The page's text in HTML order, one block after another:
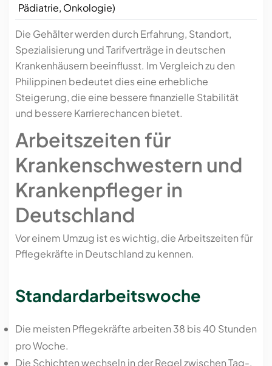
Pädiatrie, Onkologie)
Die Gehälter werden durch Erfahrung, Standort,
Spezialisierung und Tarifverträge in deutschen
Krankenhäusern beeinflusst. Im Vergleich zu den
Philippinen bedeutet dies eine erhebliche
Steigerung, die eine bessere finanzielle Stabilität
und bessere Karrierechancen bietet.
Arbeitszeiten für
Krankenschwestern und
Krankenpfleger in
Deutschland
Vor einem Umzug ist es wichtig, die Arbeitszeiten für
Pflegekräfte in Deutschland zu kennen.
Standardarbeitswoche
Die meisten Pflegekräfte arbeiten 38 bis 40 Stunden
pro Woche.
Die Schichten wechseln in der Regel zwischen Tag-,